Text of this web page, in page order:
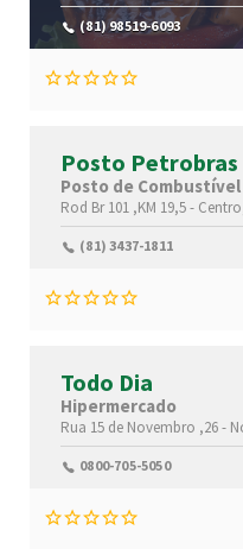
(81) 98519-6093
Posto Petrobras
Posto de Combustível
Rod Br 101 ,KM 19,5 -
(81) 3437-1811
Todo Dia
Hipermercado
Rua 15 de Novembro ,26 -
0800-705-5050